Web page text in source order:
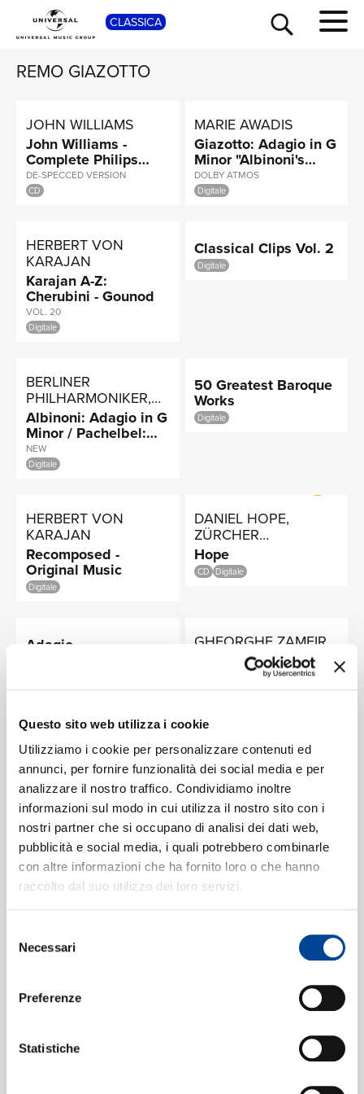
Questo sito web utilizza i cookie
Utilizziamo i cookie per personalizzare contenuti ed
annunci, per fornire funzionalità dei social media e per
analizzare il nostro traffico. Condividiamo inoltre
informazioni sul modo in cui utilizza il nostro sito con i
nostri partner che si occupano di analisi dei dati web,
pubblicità e social media, i quali potrebbero combinarle
con altre informazioni che ha fornito loro o che hanno
raccolto dal suo utilizzo dei loro servizi.
delNecessari
Preferenze
Statistiche
CLASSICA
REMO GIAZOTTO
JOHN WILLIAMS
John Williams -
Complete Philips
Recordings
DE-SPECCED VERSION
CD
MARIE AWADIS
Giazotto: Adagio in G
Minor "Albinoni's
Adagio" (Arr. Awadis
for Piano)
DOLBY ATMOS
Digitale
HERBERT VON
KARAJAN
Karajan A-Z:
Cherubini - Gounod
VOL. 20
Digitale
Classical Clips Vol. 2
Digitale
BERLINER
PHILHARMONIKER,
HERBERT VON
KARAJAN
Albinoni: Adagio in G
Minor / Pachelbel:
Canon
NEW
Digitale
50 Greatest Baroque
Works
Digitale
HERBERT VON
KARAJAN
Recomposed -
Original Music
Digitale
DANIEL HOPE,
ZÜRCHER
KAMMERORCHESTER
Hope
CD Digitale
Adagio - GHEORGHE ZAMFIR
Weihnachtskonzert
für Panflöte
Digitale
Adagio Vol. 2 (ELO)
Digitale
Serene Spirits -
Divine Harmonies for
Mind and Soul
2 CD'S
Digitale
Albinoni / Corelli /
Vivaldi / Pachelbel
Digitale
HERBERT VON
KARAJAN
Spin On Classical
Digitale
Baroque Gold - 50
TOUR
NEWS
RICERCA
CHI
SIAMO
CONTATTI